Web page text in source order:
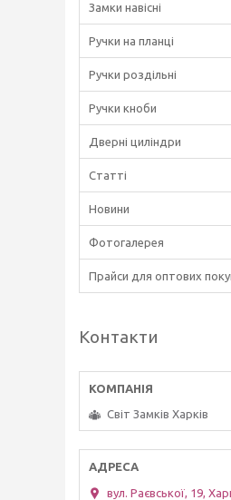
Замки навісні
Ручки на планці
Ручки роздільні
Ручки кноби
Дверні циліндри
Статті
Новини
Фотогалерея
Прайси для оптових
Контакти
Світ Замків Харків
вул. Раєвської, 19,